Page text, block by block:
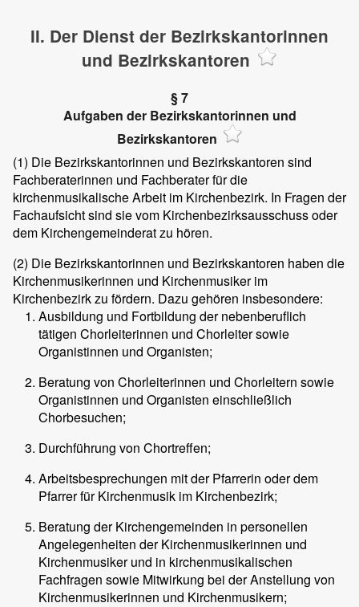
II. Der Dienst der Bezirkskantorinnen
und Bezirkskantoren
§ 7
Aufgaben der Bezirkskantorinnen und
Bezirkskantoren
(1) Die Bezirkskantorinnen und Bezirkskantoren sind
Fachberaterinnen und Fachberater für die
kirchenmusikalische Arbeit im Kirchenbezirk. In Fragen der
Fachaufsicht sind sie vom Kirchenbezirksausschuss oder
dem Kirchengemeinderat zu hören.
(2) Die Bezirkskantorinnen und Bezirkskantoren haben die
Kirchenmusikerinnen und Kirchenmusiker im
Kirchenbezirk zu fördern. Dazu gehören insbesondere:
Ausbildung und Fortbildung der nebenberuflich
tätigen Chorleiterinnen und Chorleiter sowie
Organistinnen und Organisten;
Beratung von Chorleiterinnen und Chorleitern sowie
Organistinnen und Organisten einschließlich
Chorbesuchen;
Durchführung von Chortreffen;
Arbeitsbesprechungen mit der Pfarrerin oder dem
Pfarrer für Kirchenmusik im Kirchenbezirk;
Beratung der Kirchengemeinden in personellen
Angelegenheiten der Kirchenmusikerinnen und
Kirchenmusiker und in kirchenmusikalischen
Fachfragen sowie Mitwirkung bei der Anstellung von
Kirchenmusikerinnen und Kirchenmusikern;